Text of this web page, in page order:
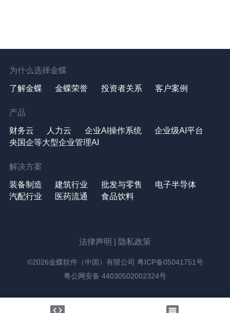
为什么选择金蝶
了解金蝶 金蝶荣誉 投资者关系 客户案例
产品
财务云 人力云 企业AI操作系统
企业级AI平台
央国企等大型企业管理AI
解决方案
装备制造 建筑行业 批发与零售
电子半导体
汽配行业
医药流通 食品饮料
法律声明 隐私政策
©2026金蝶软件（中国）有限公司 粤ICP备05041751号
粤公网安备 44030502002324号